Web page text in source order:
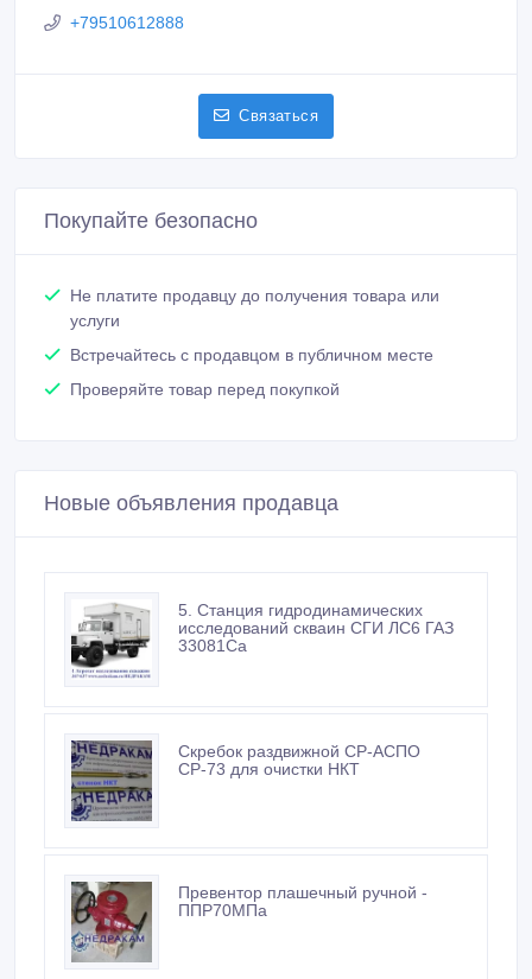
+79510612888
Связаться
Покупайте безопасно
Не платите продавцу до получения товара или
услуги
Встречайтесь с продавцом в публичном месте
Проверяйте товар перед покупкой
Новые объявления продавца
5. Станция гидродинамических
исследований скваин СГИ ЛС6 ГАЗ
33081Са
Скребок раздвижной СР-АСПО
СР-73 для очистки НКТ
Превентор плашечный ручной -
ППР70МПа